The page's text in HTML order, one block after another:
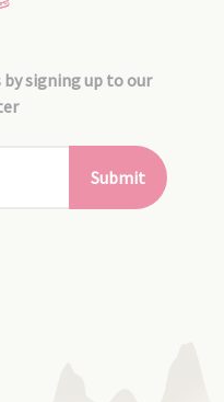
signing up to our
Submit